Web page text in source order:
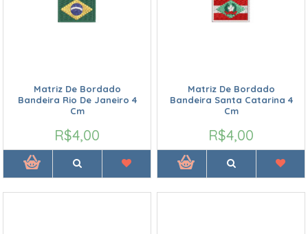
Matriz De Bordado
Bandeira Rio De Janeiro 4
Cm
R$4,00
Matriz De Bordado
Bandeira Santa Catarina 4
Cm
R$4,00